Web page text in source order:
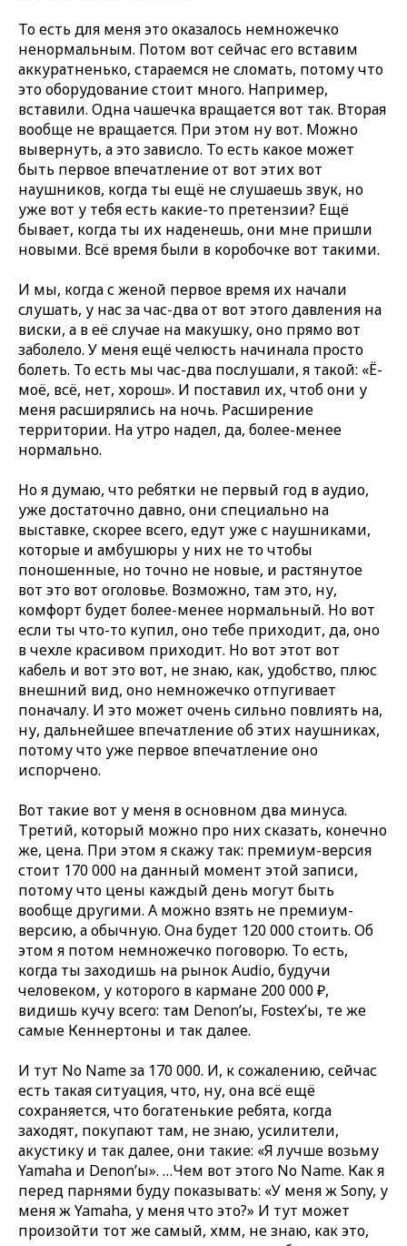
То есть для меня это оказалось немножечко
ненормальным. Потом вот сейчас его вставим
аккуратненько, стараемся не сломать, потому что
это оборудование стоит много. Например,
вставили. Одна чашечка вращается вот так. Вторая
вообще не вращается. При этом ну вот. Можно
вывернуть, а это зависло. То есть какое может
быть первое впечатление от вот этих вот
наушников, когда ты ещё не слушаешь звук, но
уже вот у тебя есть какие-то претензии? Ещё
бывает, когда ты их наденешь, они мне пришли
новыми. Всё время были в коробочке вот такими.
И мы, когда с женой первое время их начали
слушать, у нас за час-два от вот этого давления на
виски, а в её случае на макушку, оно прямо вот
заболело. У меня ещё челюсть начинала просто
болеть. То есть мы час-два послушали, я такой: «Ё-
моё, всё, нет, хорош». И поставил их, чтоб они у
меня расширялись на ночь. Расширение
территории. На утро надел, да, более-менее
нормально.
Но я думаю, что ребятки не первый год в аудио,
уже достаточно давно, они специально на
выставке, скорее всего, едут уже с наушниками,
которые и амбушюры у них не то чтобы
поношенные, но точно не новые, и растянутое
вот это вот оголовье. Возможно, там это, ну,
комфорт будет более-менее нормальный. Но вот
если ты что-то купил, оно тебе приходит, да, оно
в чехле красивом приходит. Но вот этот вот
кабель и вот это вот, не знаю, как, удобство, плюс
внешний вид, оно немножечко отпугивает
поначалу. И это может очень сильно повлиять на,
ну, дальнейшее впечатление об этих наушниках,
потому что уже первое впечатление оно
испорчено.
Вот такие вот у меня в основном два минуса.
Третий, который можно про них сказать, конечно
же, цена. При этом я скажу так: премиум-версия
стоит 170 000 на данный момент этой записи,
потому что цены каждый день могут быть
вообще другими. А можно взять не премиум-
версию, а обычную. Она будет 120 000 стоить. Об
этом я потом немножечко поговорю. То есть,
когда ты заходишь на рынок Audio, будучи
человеком, у которого в кармане 200 000 ₽,
видишь кучу всего: там Denon’ы, Fostex’ы, те же
самые Кеннертоны и так далее.
И тут No Name за 170 000. И, к сожалению, сейчас
есть такая ситуация, что, ну, она всё ещё
сохраняется, что богатенькие ребята, когда
заходят, покупают там, не знаю, усилители,
акустику и так далее, они такие: «Я лучше возьму
Yamaha и Denon’ы». …Чем вот этого No Name. Как я
перед парнями буду показывать: «У меня ж Sony, у
меня ж Yamaha, у меня что это?» И тут может
произойти тот же самый, хмм, не знаю, как это,